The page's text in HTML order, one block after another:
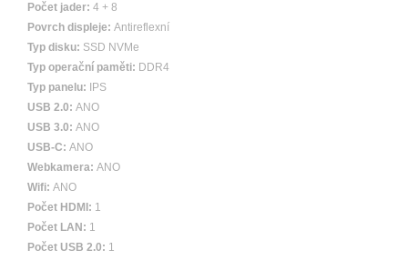
Počet jader: 4 + 8
Povrch displeje: Antireflexní
Typ disku: SSD NVMe
Typ operační paměti: DDR4
Typ panelu:
IPS
USB 2.0: ANO
USB 3.0: ANO
USB-C: ANO
Webkamera: ANO
Wifi: ANO
Počet HDMI: 1
Počet LAN: 1
Počet USB 2.0: 1